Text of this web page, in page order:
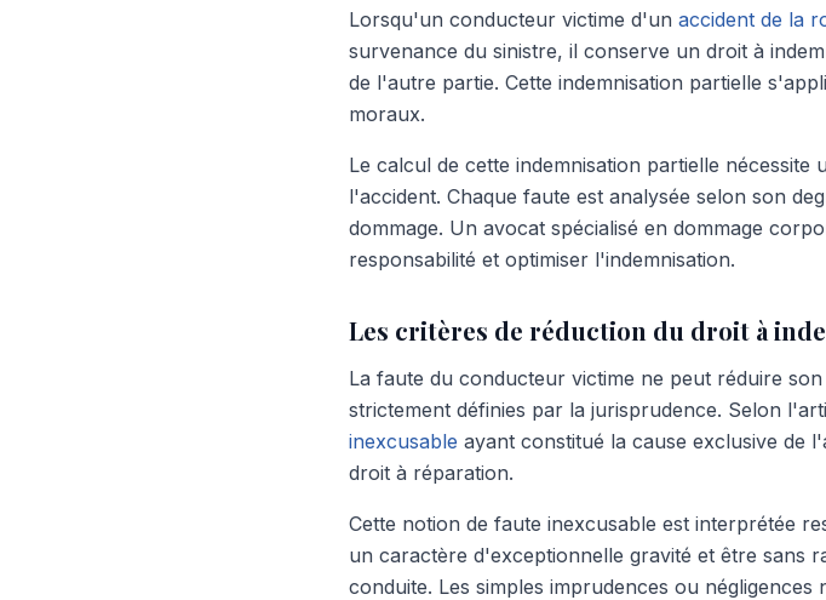
Lorsqu'un conducteur victime d'un accident de la
survenance du sinistre, il conserve un droit à
de l'autre partie. Cette indemnisation partielle
moraux.
Le calcul de cette indemnisation partielle
l'accident. Chaque faute est analysée selon son
dommage. Un avocat spécialisé en dommage
responsabilité et optimiser l'indemnisation.
Les critères de réduction du droit à
La faute du conducteur victime ne peut réduire
strictement définies par la jurisprudence. Selon
inexcusable ayant constitué la cause exclusive de
droit à réparation.
Cette notion de faute inexcusable est interprétée
un caractère d'exceptionnelle gravité et être sans
conduite. Les simples imprudences ou